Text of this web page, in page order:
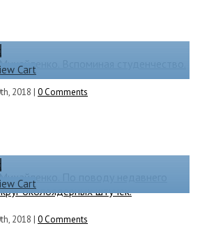
Cart Вспоминая студенчество.
2018 | 0 Comments
Cart
По поводу недавнего
околоядерных штучек.
2018 | 0 Comments